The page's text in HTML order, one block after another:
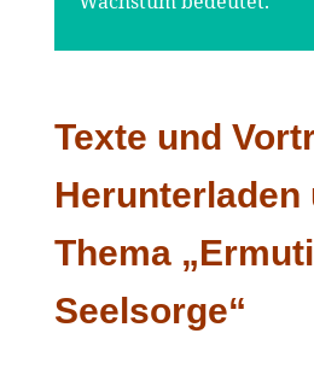
Texte und
Herunterladen
Thema
Seelsorge“